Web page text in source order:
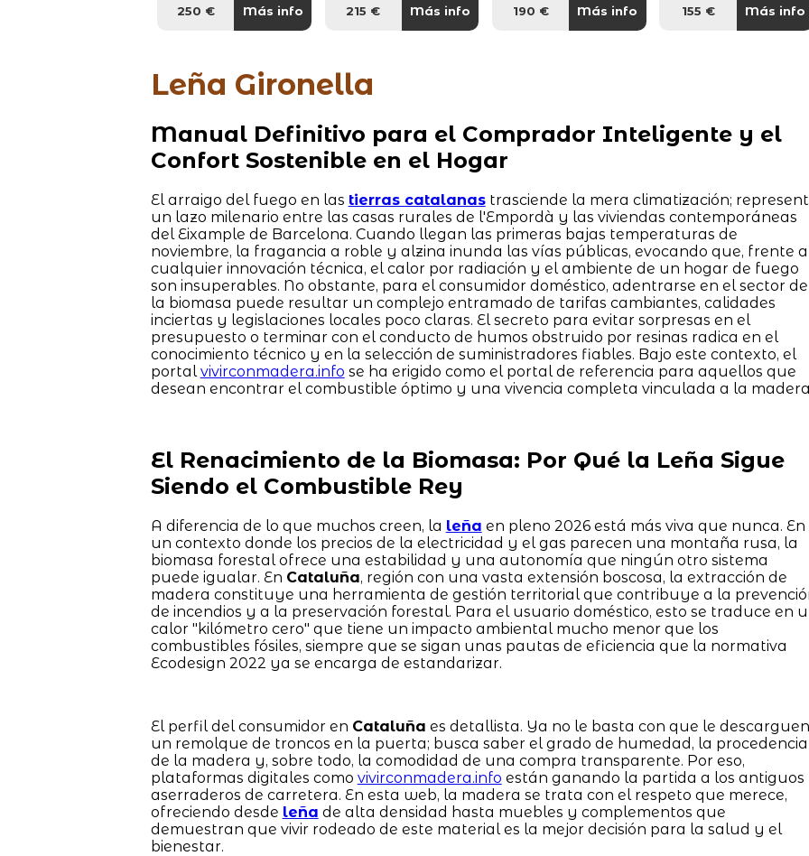
250 € Más info 215 € Más info 190 € Más info 155 € Más info
Leña Gironella
Manual Definitivo para el Comprador Inteligente y el
Confort Sostenible en el Hogar
El arraigo del fuego en las tierras catalanastrasciende la mera climatización;
un lazo milenario entre las casas rurales de l'Empordà y las viviendas contemporáneas
del Eixample de Barcelona. Cuando llegan las primeras bajas temperaturas de
noviembre, la fragancia a roble y alzina inunda las vías públicas, evocando que, frente a
cualquier innovación técnica, el calor por radiación y el ambiente de un hogar de fuego
son insuperables. No obstante, para el consumidor doméstico, adentrarse en el sector de
la biomasa puede resultar un complejo entramado de tarifas cambiantes, calidades
inciertas y legislaciones locales poco claras. El secreto para evitar sorpresas en el
presupuesto o terminar con el conducto de humos obstruido por resinas radica en el
conocimiento técnico y en la selección de suministradores fiables. Bajo este contexto, el
portalvivirconmadera.info se ha erigido como el portal de referencia para aquellos que
desean encontrar el combustible óptimo y una vivencia completa vinculada a la
El Renacimiento de la Biomasa: Por Qué la Leña Sigue
Siendo el Combustible Rey
A diferencia de lo que muchos creen, la leña en pleno 2026 está más viva que nunca. En
un contexto donde los precios de la electricidad y el gas parecen una montaña rusa, la
biomasa forestal ofrece una estabilidad y una autonomía que ningún otro sistema
puede igualar. En Cataluña, región con una vasta extensión boscosa, la extracción de
madera constituye una herramienta de gestión territorial que contribuye a la
de incendios y a la preservación forestal. Para el usuario doméstico, esto se traduce en
calor "kilómetro cero" que tiene un impacto ambiental mucho menor que los
combustibles fósiles, siempre que se sigan unas pautas de eficiencia que la normativa
Ecodesign 2022 ya se encarga de estandarizar.
El perfil del consumidor en Cataluña es detallista. Ya no le basta con que le descarguen
un remolque de troncos en la puerta; busca saber el grado de humedad, la procedencia
de la madera y, sobre todo, la comodidad de una compra transparente. Por eso,
plataformas digitales como vivirconmadera.info están ganando la partida a los antiguos
aserraderos de carretera. En esta web, la madera se trata con el respeto que merece,
ofreciendo desde leña de alta densidad hasta muebles y complementos que
demuestran que vivir rodeado de este material es la mejor decisión para la salud y el
bienestar.